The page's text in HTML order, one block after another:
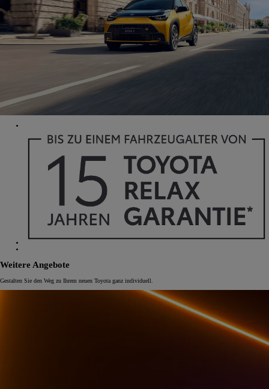
Weitere Angebote
Gestalten Sie den Weg zu Ihrem neuen Toyota ganz individuell.